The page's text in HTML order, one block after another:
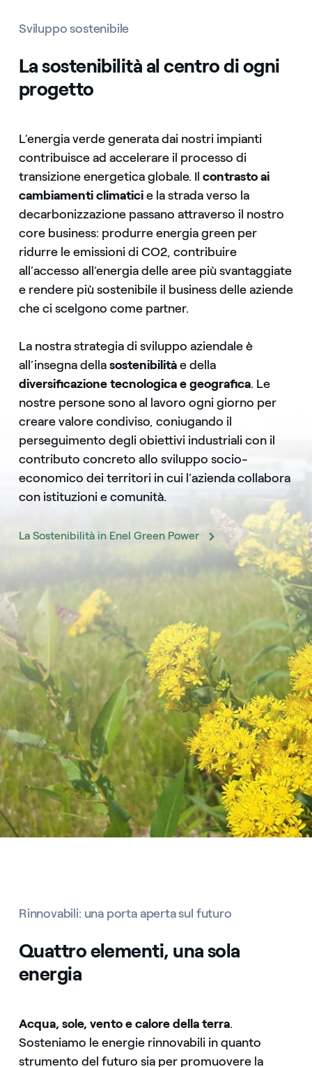
Sviluppo sostenibile
La sostenibilità al centro di ogni
progetto
L’energia verde generata dai nostri impianti
contribuisce ad accelerare il processo di
transizione energetica globale. Il contrasto ai
cambiamenti climaticie la strada verso la
decarbonizzazione passano attraverso il nostro
core business: produrre energia green per
ridurre le emissioni di CO2, contribuire
all’accesso all’energia delle aree più svantaggiate
e rendere più sostenibile il business delle aziende
che ci scelgono come partner.
La nostra strategia di sviluppo aziendale è
all’insegna dellasostenibilitàe della
diversificazione tecnologica e geografica. Le
nostre persone sono al lavoro ogni giorno per
creare valore condiviso, coniugando il
perseguimento degli obiettivi industriali con il
contributo concreto allo sviluppo socio-
economico dei territori in cui l’azienda collabora
con istituzioni e comunità.
La Sostenibilità in Enel Green Power
Rinnovabili: una porta aperta sul futuro
Quattro elementi, una sola
energia
Acqua, sole, vento e calore della terra.
Sosteniamo le energie rinnovabili in quanto
strumento del futuro sia per promuovere la